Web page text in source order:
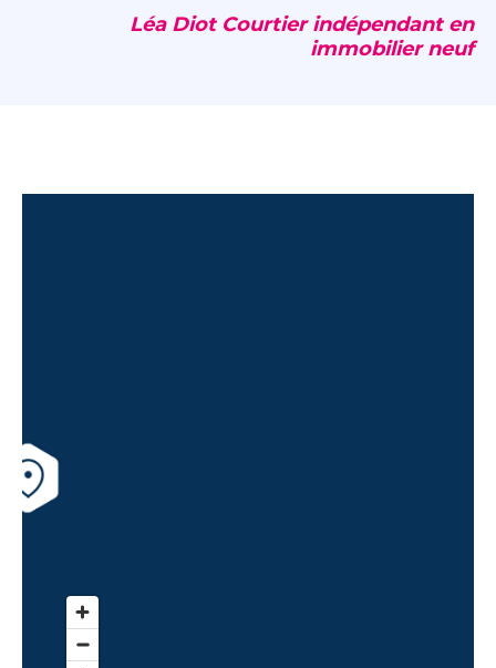
Léa Diot Courtier indépendant en
immobilier neuf